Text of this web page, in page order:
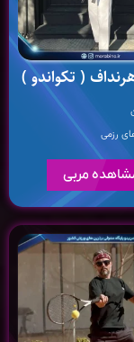
( تکواندو )
رزمی
مربی